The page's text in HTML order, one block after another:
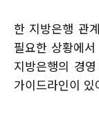
한 지방은행 관
필요한 상황에
지방은행의 경
가이드라인이